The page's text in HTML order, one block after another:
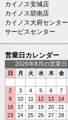
カイノス安城店
カイノス碧南店
カイノス大府センター
サービスセンター
営業日カレンダー
2026年8月の営業日
日 月 火 水 木 金
2
3 4 5 6 7
9
10 11 12 13 14
16
17 18 19 20 21
23
24 25 26 27 28